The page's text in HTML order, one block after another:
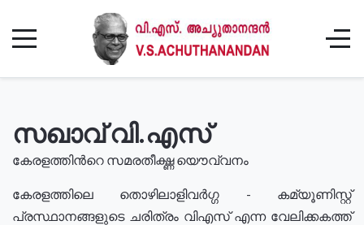
സഖാവ് വി.എസ്
കേരളത്തിൻറെ സമരതീക്ഷ്ണ യൌവ്വനം
കേരളത്തിലെ തൊഴിലാളിവർഗ്ഗ - കമ്യൂണിസ്റ്റ്
പ്രസ്ഥാനങ്ങളുടെ ചരിത്രം വിഎസ് എന്ന വേലിക്കകത്ത്